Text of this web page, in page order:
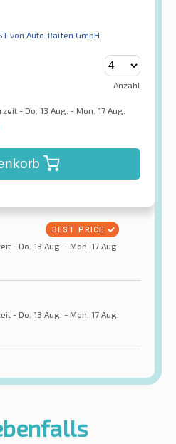
von Auto-Raifen GmbH
Anzahl
- Do. 13 Aug. - Mon. 17 Aug.
- Do. 13 Aug. - Mon. 17 Aug.
- Do. 13 Aug. - Mon. 17 Aug.